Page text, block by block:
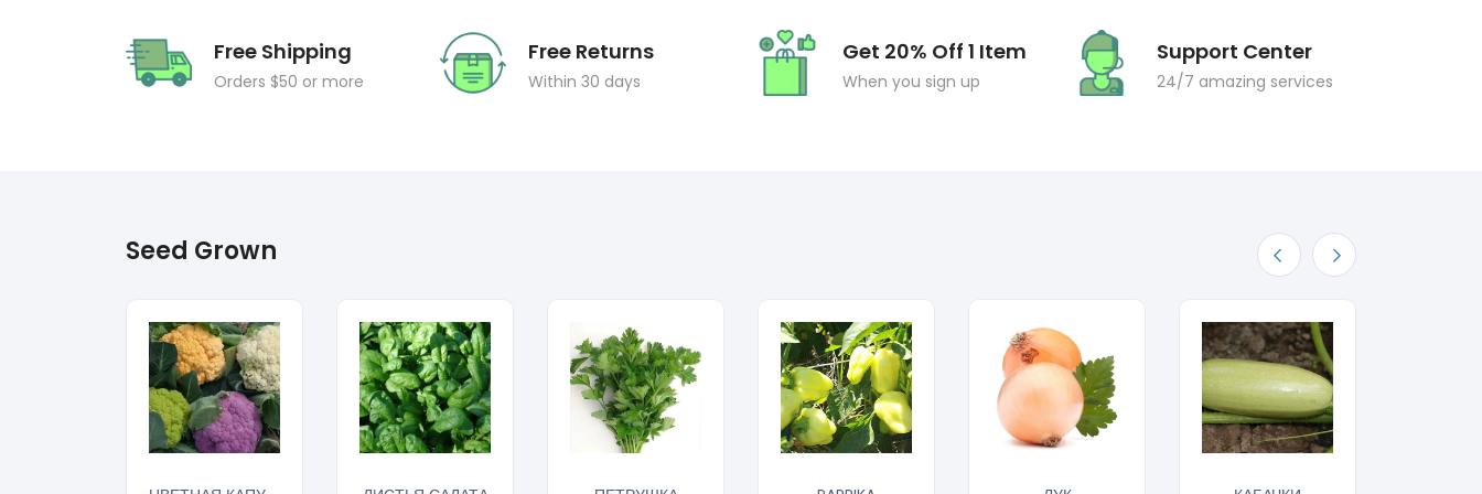
Free Shipping
Orders $50 or more
Free Returns
Within 30 days
Get 20% Off 1 Item
When you sign up
Support Center
24/7 amazing services
Seed Grown